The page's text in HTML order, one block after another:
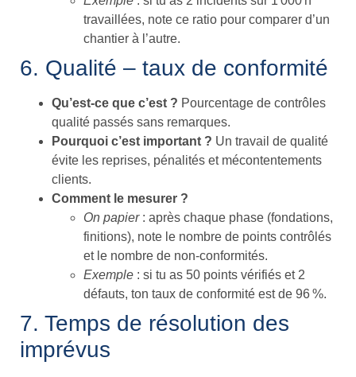
travaillées, note ce ratio pour comparer d’un
chantier à l’autre.
6. Qualité – taux de conformité
Qu’est-ce que c’est ? Pourcentage de contrôles
qualité passés sans remarques.
Pourquoi c’est important ? Un travail de qualité
évite les reprises, pénalités et mécontentements
clients.
Comment le mesurer ?
On papier: après chaque phase (fondations,
finitions), note le nombre de points contrôlés
et le nombre de non-conformités.
Exemple : si tu as 50 points vérifiés et 2
défauts, ton taux de conformité est de 96 %.
7. Temps de résolution des
imprévus